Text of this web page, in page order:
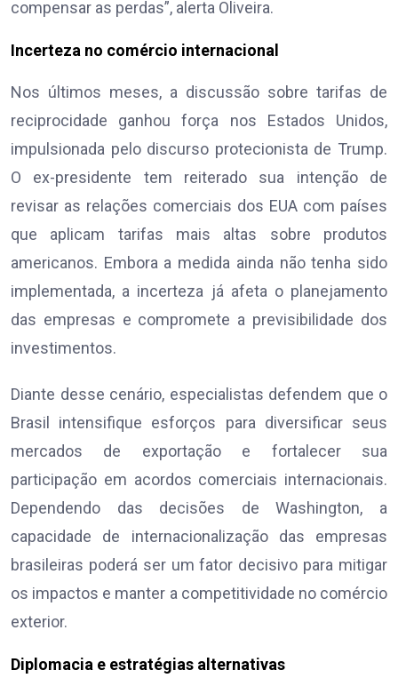
compensar as perdas”, alerta Oliveira.
Incerteza no comércio internacional
Nos últimos meses, a discussão sobre tarifas de
reciprocidade ganhou força nos Estados Unidos,
impulsionada pelo discurso protecionista de Trump.
O ex-presidente tem reiterado sua intenção de
revisar as relações comerciais dos EUA com países
que aplicam tarifas mais altas sobre produtos
americanos. Embora a medida ainda não tenha sido
implementada, a incerteza já afeta o planejamento
das empresas e compromete a previsibilidade dos
investimentos.
Diante desse cenário, especialistas defendem que o
Brasil intensifique esforços para diversificar seus
mercados de exportação e fortalecer sua
participação em acordos comerciais internacionais.
Dependendo das decisões de Washington, a
capacidade de internacionalização das empresas
brasileiras poderá ser um fator decisivo para mitigar
os impactos e manter a competitividade no comércio
exterior.
Diplomacia e estratégias alternativas